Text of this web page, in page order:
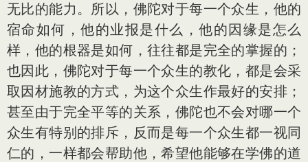
无比的能力。所以，佛陀对于每一个众生，他的
宿命如何，他的业报是什么，他的因缘是怎么
样，他的根器是如何，往往都是完全的掌握的；
也因此，佛陀对于每一个众生的教化，都是会采
取因材施教的方式，为这个众生作最好的安排；
甚至由于完全平等的关系，佛陀也不会对哪一个
众生有特别的排斥，反而是每一个众生都一视同
仁的，一样都会帮助他，希望他能够在学佛的道